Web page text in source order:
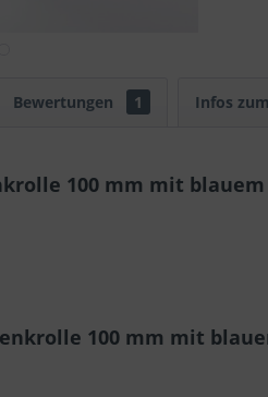
Bewertungen 1 Infos
100 mm mit blauem
100 mm mit